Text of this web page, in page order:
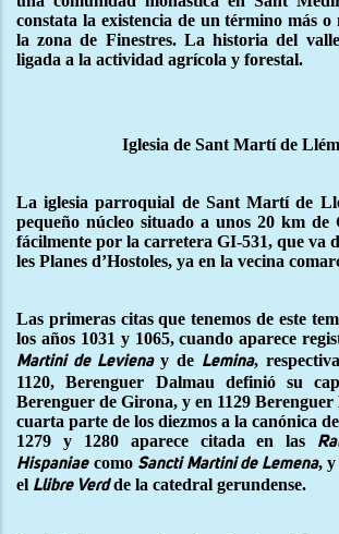
constata la existencia de un término más o
la zona de Finestres. La historia del
ligada a la actividad agrícola y forestal.
Iglesia de Sant Martí de
La iglesia parroquial de Sant Martí de
pequeño núcleo situado a unos 20 km de
fácilmente por la carretera GI-531, que va
les Planes d’Hostoles, ya en la vecina
Las primeras citas que tenemos de este
los años 1031 y 1065, cuando aparece
Martini de Levienay de Lemina,
1120, Berenguer Dalmau definió su
Berenguer de Girona, y en 1129 Berenguer
cuarta parte de los diezmos a la canónica
1279 y 1280 aparece citada en las
Hispaniaecomo Sancti Martini de Lemena, y
el Llibre Verdde la catedral gerundense.